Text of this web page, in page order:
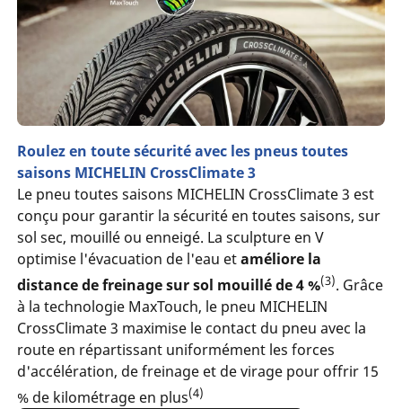
Roulez en toute sécurité avec les pneus toutes
saisons MICHELIN CrossClimate 3
Le pneu toutes saisons MICHELIN CrossClimate 3 est
conçu pour garantir la sécurité en toutes saisons, sur
sol sec, mouillé ou enneigé. La sculpture en V
optimise l'évacuation de l'eau etaméliore la
distance de freinage sur sol mouillé de 4 %(3). Grâce
à la technologie MaxTouch, le pneu MICHELIN
CrossClimate 3 maximise le contact du pneu avec la
route en répartissant uniformément les forces
d'accélération, de freinage et de virage pour offrir 15
% de kilométrage en plus(4)